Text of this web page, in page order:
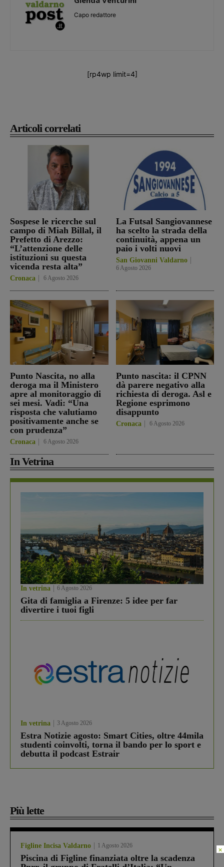
Articoli correlati
Sospese le ricerche sul
campo di Miah Billal, il
Prefetto di Arezzo:
“L’attenzione delle
istituzioni su questa
vicenda resta alta”
Cronaca 6 Agosto 2026
La Futsal Sangiovannese
ha scelto la strada della
continuità, appena un
paio i volti nuovi
San Giovanni Valdarno
6 Agosto 2026
Punto Nascita, no alla
deroga ma il Ministero
apre al monitoraggio di
sei mesi. Vadi: “Una
risposta che valutiamo
positivamente anche se
con prudenza”
Cronaca 6 Agosto 2026
Punto nascita: il CPNN
dà parere negativo alla
richiesta di deroga. Asl e
Regione esprimono
disappunto
Cronaca 6 Agosto 2026
In Vetrina
In vetrina 6 Agosto 2026
Gita di famiglia a Firenze: 5 idee per far
divertire i tuoi figli
In vetrina 3 Agosto 2026
Estra Notizie agosto: Smart Cities, oltre 44mila
studenti coinvolti, torna il bando per lo sport e
debutta il podcast Estrair
Più lette
Figline Incisa Valdarno 1 Agosto 2026
Piscina di Figline finanziata oltre la scadenza
Capo redattore
[rp4wp limit=4]
×